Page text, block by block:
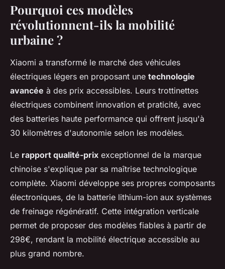
Pourquoi ces modèles
révolutionnent-ils la mobilité
urbaine ?
Xiaomi a transformé le marché des véhicules
électriques légers en proposant une technologie
avancée à des prix accessibles. Leurs trottinettes
électriques combinent innovation et praticité, avec
des batteries haute performance qui offrent jusqu'à
30 kilomètres d'autonomie selon les modèles.
Le rapport qualité-prix exceptionnel de la marque
chinoise s'explique par sa maîtrise technologique
complète. Xiaomi développe ses propres composants
électroniques, de la batterie lithium-ion aux systèmes
de freinage régénératif. Cette intégration verticale
permet de proposer des modèles fiables à partir de
298€, rendant la mobilité électrique accessible au
plus grand nombre.